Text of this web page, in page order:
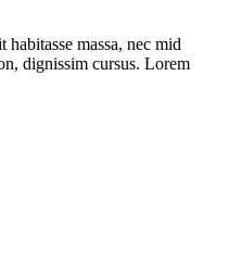
massa, nec mid
dignissim cursus. Lorem